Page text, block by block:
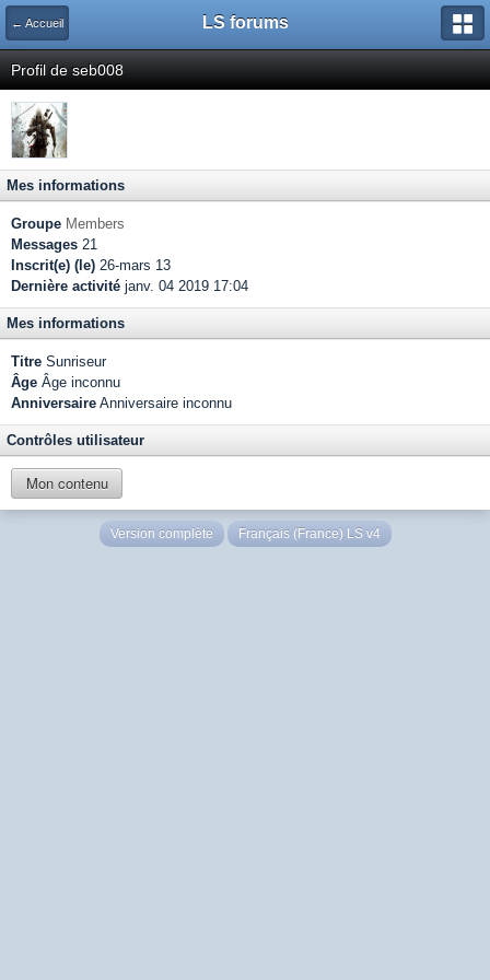
← Accueil LS forums
Profil de seb008
Mes informations
Groupe Members
Messages 21
Inscrit(e) (le) 26-mars 13
Dernière activité janv. 04 2019 17:04
Mes informations
Titre Sunriseur
Âge Âge inconnu
Anniversaire Anniversaire inconnu
Contrôles utilisateur
Mon contenu
Version complète Français (France) LS v4